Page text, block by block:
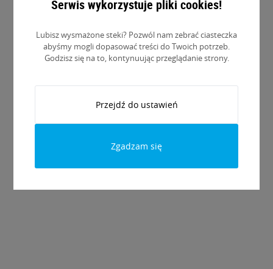
Serwis wykorzystuje pliki cookies!
Lubisz wysmażone steki? Pozwól nam zebrać ciasteczka
abyśmy mogli dopasować treści do Twoich potrzeb.
Godzisz się na to, kontynuując przeglądanie strony.
Przejdź do ustawień
Zgadzam się